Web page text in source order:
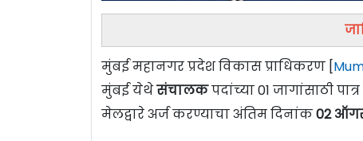
मुंबई महानगर प्रदेश विकास प्राधिकरण [
मुंबई येथेसंचालकपदांच्या 01 जागांसाठी
मेलद्वारे अर्ज करण्याचा अंतिम दिनांक02